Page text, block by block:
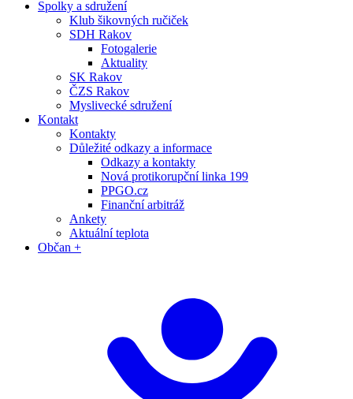
Spolky a sdružení
Klub šikovných ručiček
SDH Rakov
Fotogalerie
Aktuality
SK Rakov
ČZS Rakov
Myslivecké sdružení
Kontakt
Kontakty
Důležité odkazy a informace
Odkazy a kontakty
Nová protikorupční linka 199
PPGO.cz
Finanční arbitráž
Ankety
Aktuální teplota
Občan +